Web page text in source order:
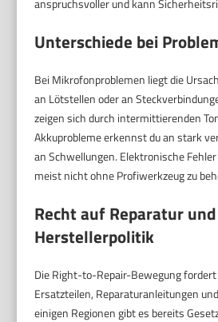
Unterschiede bei
Bei Mikrofonproblemen liegt die
an Lötstellen oder an
zeigen sich durch intermittierenden
Akkuprobleme erkennst du an stark
an Schwellungen. Elektronische
meist nicht ohne Profiwerkzeug zu
Recht auf Reparatur und
Herstellerpolitik
Die Right-to-Repair-Bewegung
Ersatzteilen, Reparaturanleitungen
einigen Regionen gibt es bereits